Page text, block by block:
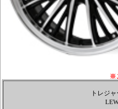
※
トレジャ